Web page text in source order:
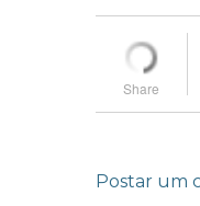
Postar um